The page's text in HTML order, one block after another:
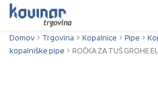
Domov Trgovina Kopalnice Pipe
kopalniške pipe
ROČKA ZA TUŠ GROHE